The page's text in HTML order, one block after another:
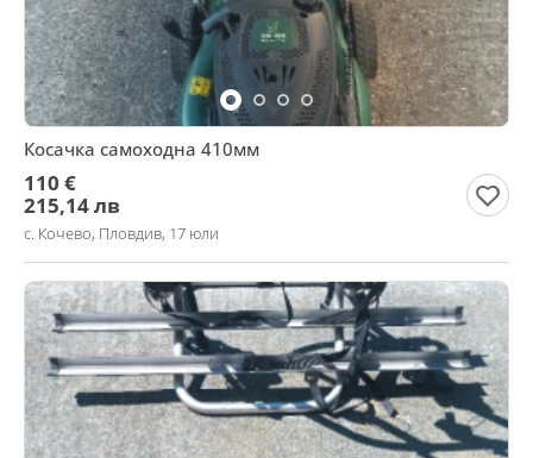
Косачка самоходна 410мм
110 €
215,14 лв
с. Кочево, Пловдив, 17 юли